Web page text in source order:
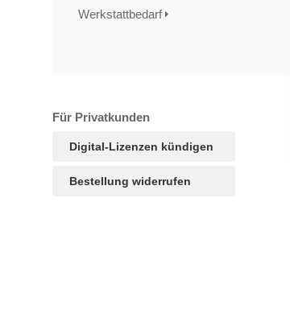
Werkstattbedarf
Für Privatkunden
Digital-Lizenzen kündigen
Bestellung widerrufen